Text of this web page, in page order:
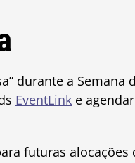
durante a Semana
EventLink e
futuras alocações